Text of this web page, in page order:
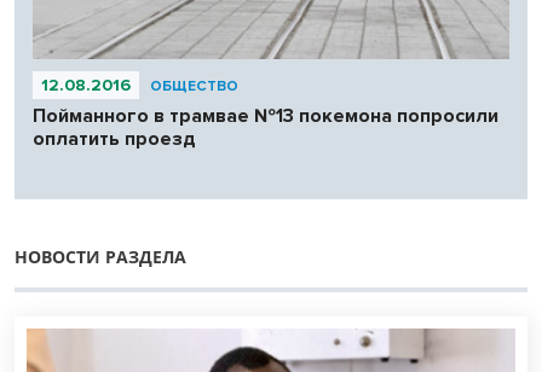
12.08.2016 ОБЩЕСТВО
Пойманного в трамвае №13 покемона попросили
оплатить проезд
НОВОСТИ РАЗДЕЛА